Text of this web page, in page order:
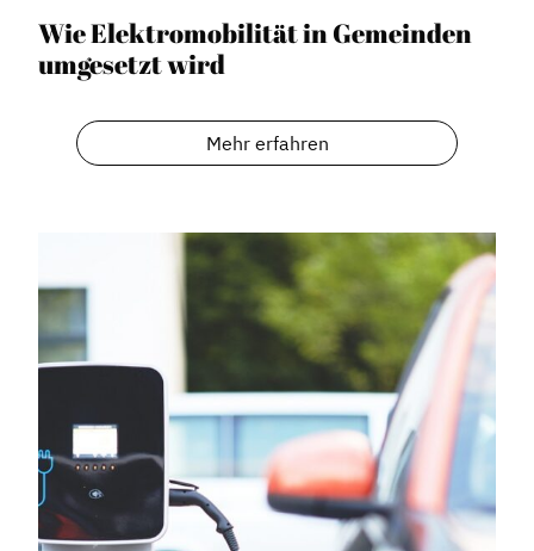
Wie Elektromobilität in Gemeinden
umgesetzt wird
Mehr erfahren